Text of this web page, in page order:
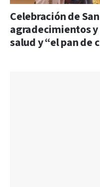
Celebración de
agradecimientos
salud y “el pan de